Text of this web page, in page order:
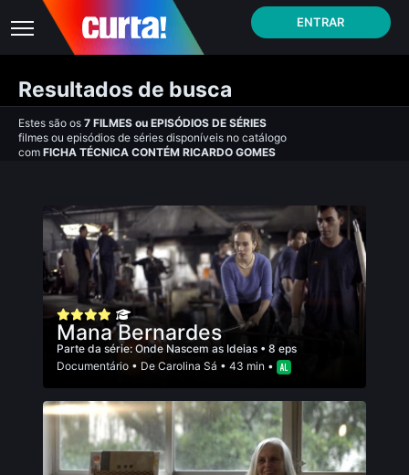
ENTRAR
Resultados de busca
Estes são os 7 FILMES ou EPISÓDIOS DE SÉRIES
filmes ou episódios de séries disponíveis no catálogo
com FICHA TÉCNICA CONTÉM RICARDO GOMES
Mana Bernardes
Parte da série: Onde Nascem as Ideias • 8 eps
Documentário • De Carolina Sá • 43 min •